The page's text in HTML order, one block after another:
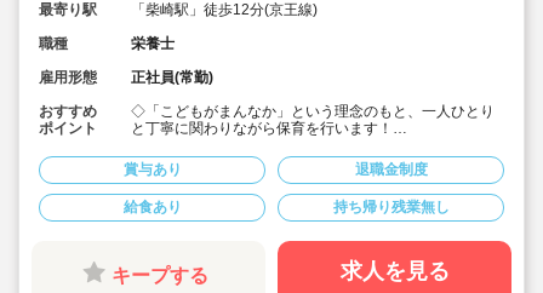
最寄り駅
「柴崎駅」徒歩12分(京王線)
職種
栄養士
雇用形態
正社員(常勤)
おすすめ
ポイント
◇「こどもがまんなか」という理念のもと、一人ひとり
と丁寧に関わりながら保育を行います！
◇希少な保育園栄養士求人(調理に関しては外部委託を利
用)
◇宿舎借り上げ制度利用出来、引っ越し補助制度もあり
ますので、県外からの転居なども安心♪
◇研修制度充実！キャリアアップしたい方にもおすすめ
の保育園です♪
賞与あり 退職金制度
給食あり 持ち帰り残業無し
キープする 求人を見る